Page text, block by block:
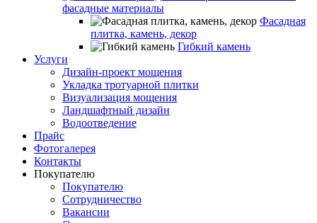
фасадные материалы
Фасадная
плитка, камень, декор
Гибкий камень
Услуги
Дизайн-проект мощения
Укладка тротуарной плитки
Визуализация мощения
Ландшафтный дизайн
Водоотведение
Прайс
Фотогалерея
Контакты
Покупателю
Покупателю
Сотрудничество
Вакансии